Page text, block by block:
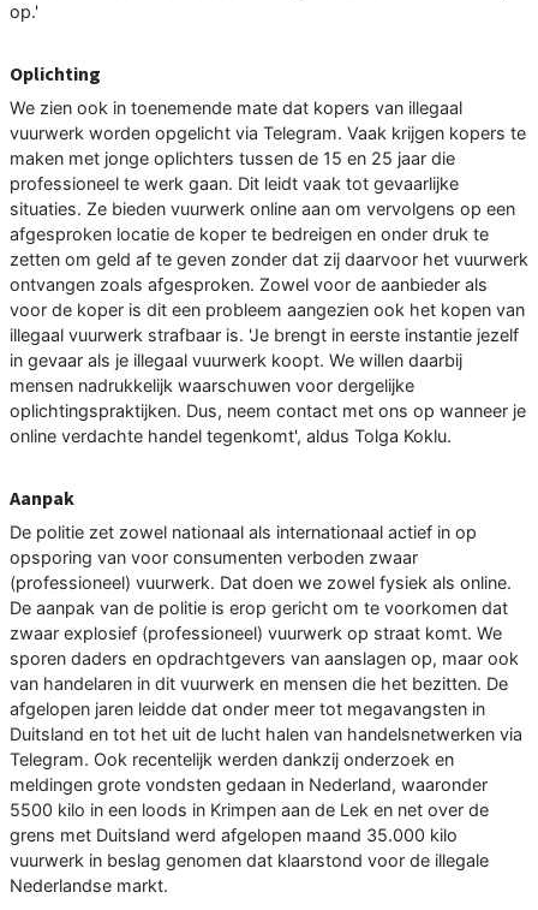
op.'
Oplichting
We zien ook in toenemende mate dat kopers van illegaal
vuurwerk worden opgelicht via Telegram. Vaak krijgen kopers te
maken met jonge oplichters tussen de 15 en 25 jaar die
professioneel te werk gaan. Dit leidt vaak tot gevaarlijke
situaties. Ze bieden vuurwerk online aan om vervolgens op een
afgesproken locatie de koper te bedreigen en onder druk te
zetten om geld af te geven zonder dat zij daarvoor het vuurwerk
ontvangen zoals afgesproken. Zowel voor de aanbieder als
voor de koper is dit een probleem aangezien ook het kopen van
illegaal vuurwerk strafbaar is. 'Je brengt in eerste instantie jezelf
in gevaar als je illegaal vuurwerk koopt. We willen daarbij
mensen nadrukkelijk waarschuwen voor dergelijke
oplichtingspraktijken. Dus, neem contact met ons op wanneer je
online verdachte handel tegenkomt', aldus Tolga Koklu.
Aanpak
De politie zet zowel nationaal als internationaal actief in op
opsporing van voor consumenten verboden zwaar
(professioneel) vuurwerk. Dat doen we zowel fysiek als online.
De aanpak van de politie is erop gericht om te voorkomen dat
zwaar explosief (professioneel) vuurwerk op straat komt. We
sporen daders en opdrachtgevers van aanslagen op, maar ook
van handelaren in dit vuurwerk en mensen die het bezitten. De
afgelopen jaren leidde dat onder meer tot megavangsten in
Duitsland en tot het uit de lucht halen van handelsnetwerken via
Telegram. Ook recentelijk werden dankzij onderzoek en
meldingen grote vondsten gedaan in Nederland, waaronder
5500 kilo in een loods in Krimpen aan de Lek en net over de
grens met Duitsland werd afgelopen maand 35.000 kilo
vuurwerk in beslag genomen dat klaarstond voor de illegale
Nederlandse markt.